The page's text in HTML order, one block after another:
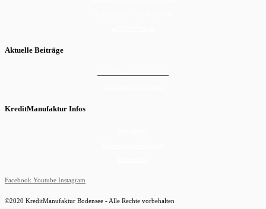
Aktuelle Beiträge
KreditManufaktur Infos
Facebook Youtube Instagram
©2020 KreditManufaktur Bodensee - Alle Rechte vorbehalten